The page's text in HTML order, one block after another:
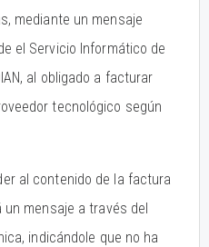
mediante un mensaje
el Servicio Informático de
al obligado a facturar
tecnológico según
al contenido de la factura
un mensaje a través del
indicándole que no ha